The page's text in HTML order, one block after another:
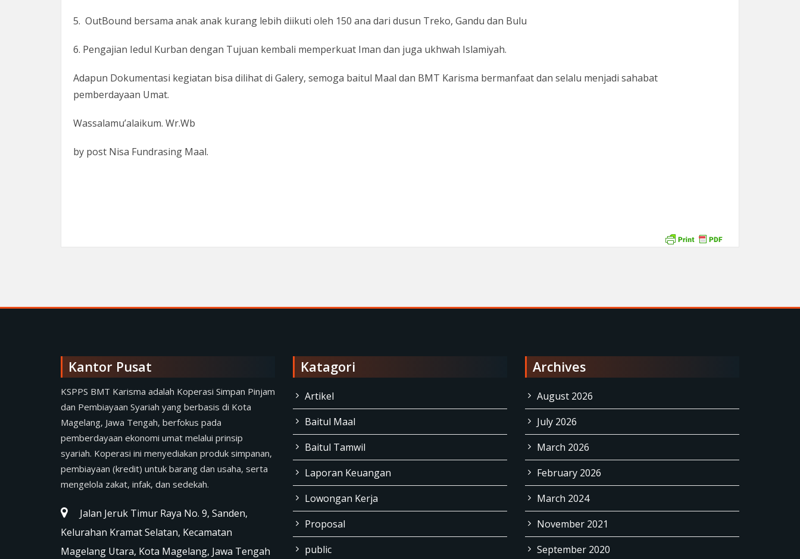
5. OutBound bersama anak anak kurang lebih diikuti oleh 150 ana dari dusun Treko, Gandu dan Bulu
6. Pengajian Iedul Kurban dengan Tujuan kembali memperkuat Iman dan juga ukhwah Islamiyah.
Adapun Dokumentasi kegiatan bisa dilihat di Galery, semoga baitul Maal dan BMT Karisma bermanfaat dan selalu menjadi sahabat
pemberdayaan Umat.
Wassalamu’alaikum. Wr.Wb
by post Nisa Fundrasing Maal.
Kantor Pusat
KSPPS BMT Karisma adalah Koperasi Simpan Pinjam
dan Pembiayaan Syariah yang berbasis di Kota
Magelang, Jawa Tengah, berfokus pada
pemberdayaan ekonomi umat melalui prinsip
syariah. Koperasi ini menyediakan produk simpanan,
pembiayaan (kredit) untuk barang dan usaha, serta
mengelola zakat, infak, dan sedekah.
Jalan Jeruk Timur Raya No. 9, Sanden,
Kelurahan Kramat Selatan, Kecamatan
Magelang Utara, Kota Magelang, Jawa Tengah
Katagori
Artikel
Baitul Maal
Baitul Tamwil
Laporan Keuangan
Lowongan Kerja
Proposal
public
Archives
August 2026
July 2026
March 2026
February 2026
March 2024
November 2021
September 2020